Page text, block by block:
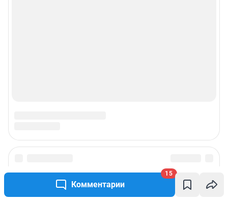
Комментарии
15